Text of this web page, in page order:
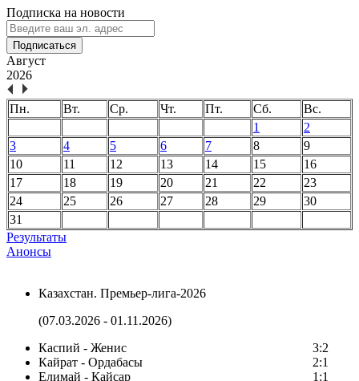
Подписка на новости
Подписаться
Август
2026
Пн. Вт. Ср. Чт. Пт. Сб.
Вс.
1
2
3
4 5 6 7 8
9
10
11 12 13 14 15
16
17
18 19 20 21 22
23
24
25 26 27 28 29
30
31
Результаты
Анонсы
Казахстан. Премьер-лига-2026
(07.03.2026 - 01.11.2026)
Каспий - Женис
3:2
Кайрат - Ордабасы
2:1
Елимай - Кайсар
1:1